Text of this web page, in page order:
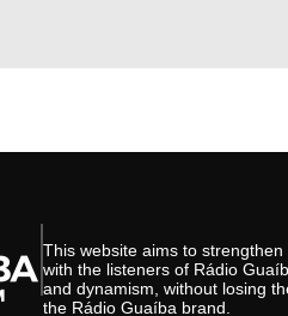
This website aims to
with the listeners of Rádio
and dynamism, without losing
the Rádio Guaíba brand.